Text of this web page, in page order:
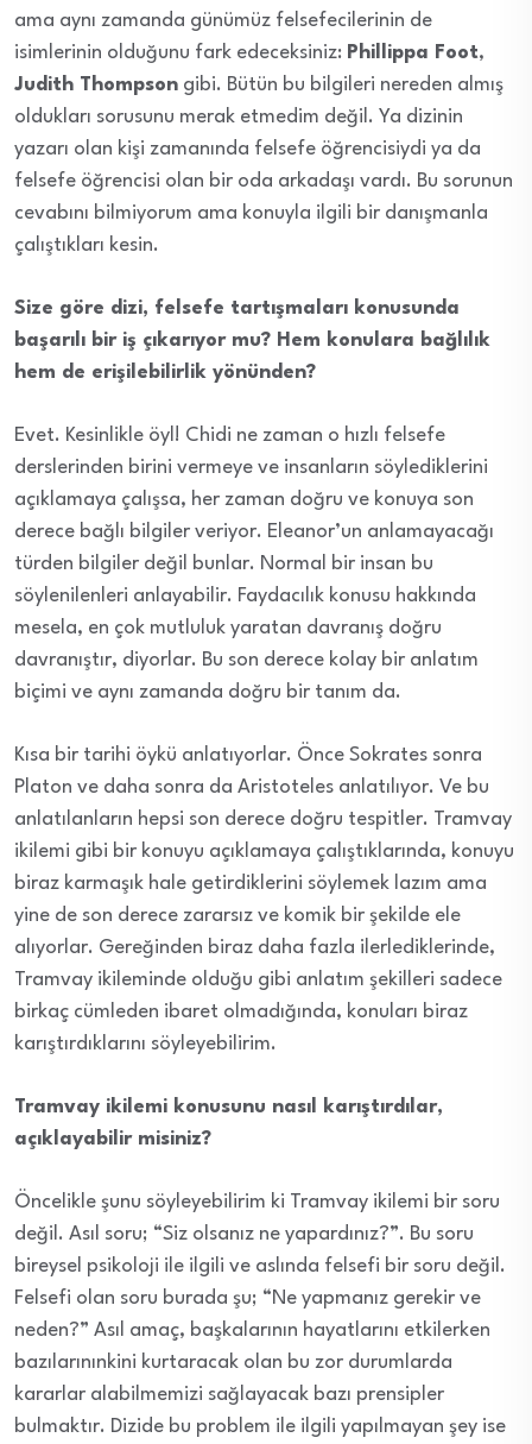
ama aynı zamanda günümüz felsefecilerinin de
isimlerinin olduğunu fark edeceksiniz: Phillippa Foot,
Judith Thompson gibi. Bütün bu bilgileri nereden almış
oldukları sorusunu merak etmedim değil. Ya dizinin
yazarı olan kişi zamanında felsefe öğrencisiydi ya da
felsefe öğrencisi olan bir oda arkadaşı vardı. Bu sorunun
cevabını bilmiyorum ama konuyla ilgili bir danışmanla
çalıştıkları kesin.
Size göre dizi, felsefe tartışmaları konusunda
başarılı bir iş çıkarıyor mu? Hem konulara bağlılık
hem de erişilebilirlik yönünden?
Evet. Kesinlikle öyl! Chidi ne zaman o hızlı felsefe
derslerinden birini vermeye ve insanların söylediklerini
açıklamaya çalışsa, her zaman doğru ve konuya son
derece bağlı bilgiler veriyor. Eleanor’un anlamayacağı
türden bilgiler değil bunlar. Normal bir insan bu
söylenilenleri anlayabilir. Faydacılık konusu hakkında
mesela, en çok mutluluk yaratan davranış doğru
davranıştır, diyorlar. Bu son derece kolay bir anlatım
biçimi ve aynı zamanda doğru bir tanım da.
Kısa bir tarihi öykü anlatıyorlar. Önce Sokrates sonra
Platon ve daha sonra da Aristoteles anlatılıyor. Ve bu
anlatılanların hepsi son derece doğru tespitler. Tramvay
ikilemi gibi bir konuyu açıklamaya çalıştıklarında, konuyu
biraz karmaşık hale getirdiklerini söylemek lazım ama
yine de son derece zararsız ve komik bir şekilde ele
alıyorlar. Gereğinden biraz daha fazla ilerlediklerinde,
Tramvay ikileminde olduğu gibi anlatım şekilleri sadece
birkaç cümleden ibaret olmadığında, konuları biraz
karıştırdıklarını söyleyebilirim.
Tramvay ikilemi konusunu nasıl karıştırdılar,
açıklayabilir misiniz?
Öncelikle şunu söyleyebilirim ki Tramvay ikilemi bir soru
değil. Asıl soru; “Siz olsanız ne yapardınız?”. Bu soru
bireysel psikoloji ile ilgili ve aslında felsefi bir soru değil.
Felsefi olan soru burada şu; “Ne yapmanız gerekir ve
neden?” Asıl amaç, başkalarının hayatlarını etkilerken
bazılarınınkini kurtaracak olan bu zor durumlarda
kararlar alabilmemizi sağlayacak bazı prensipler
bulmaktır. Dizide bu problem ile ilgili yapılmayan şey ise